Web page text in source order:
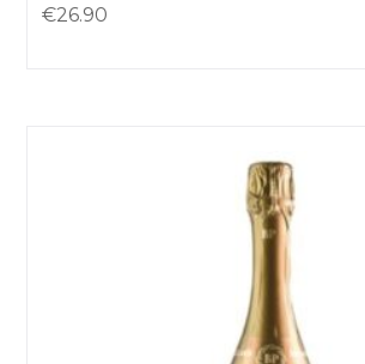
€26.90